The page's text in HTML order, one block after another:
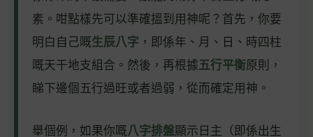
素。咁點樣先可以準確搵到用神呢？首先，你要
明白自己嘅生辰八字 ，即係年、月、日、時四柱
嘅天干地支組合。然後，再根據五行平衡原則，
睇下邊個五行過旺或者過弱，從而確定用神。
舉個例，如果你嘅八字排盤顯示日主（即係出生